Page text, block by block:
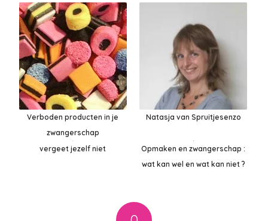
Verboden producten in je
zwangerschap
Natasja van Spruitjesenzo
vergeet jezelf niet
Opmaken en zwangerschap :
wat kan wel en wat kan niet ?